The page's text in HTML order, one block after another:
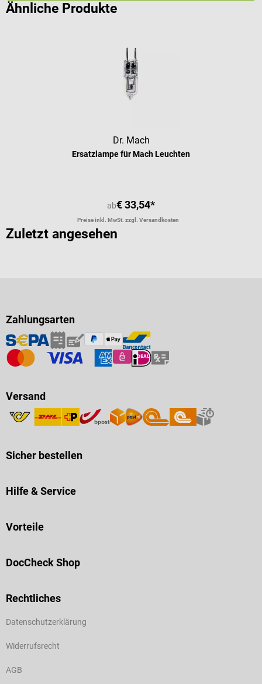
Ähnliche Produkte
Dr. Mach
Ersatzlampe für Mach Leuchten
ab€ 33,54*
Preise inkl. MwSt. zzgl. Versandkosten
Zuletzt angesehen
Zahlungsarten
Versand
Sicher bestellen
Hilfe & Service
Vorteile
DocCheck Shop
Rechtliches
Datenschutzerklärung
Widerrufsrecht
AGB